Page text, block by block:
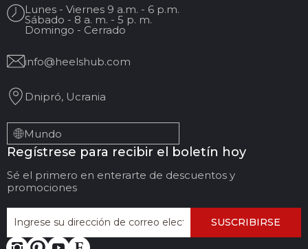
Su correo electrónico
Título de la reseña
Sus comentarios:
DEJAR COMENTARIOS
Lunes - Viernes 9 a.m. - 6 p.m.
Sábado - 8 a. m. - 5 p. m.
Domingo - Cerrado
info@heelshub.com
Dnipró, Ucrania
Mundo
Regístrese para recibir el boletín hoy
Sé el primero en enterarte de descuentos y
promociones
SUSCRIBIRSE